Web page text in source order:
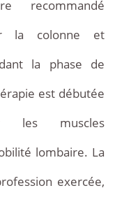
recommandé
la colonne et
la phase de
est débutée
les muscles
lombaire. La
exercée,